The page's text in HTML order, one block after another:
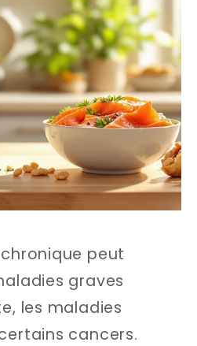
peut
graves
les maladies
cancers.